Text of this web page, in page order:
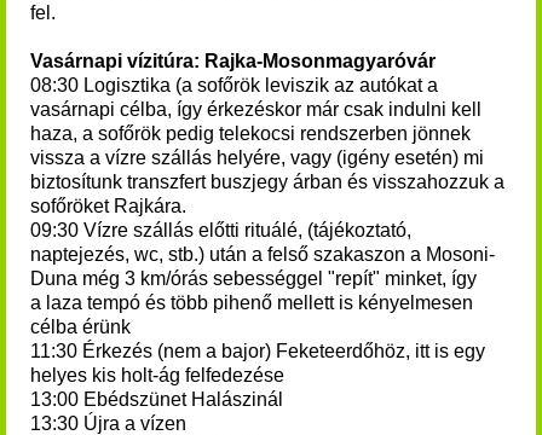
fel.
Vasárnapi vízitúra: Rajka-Mosonmagyaróvár
08:30 Logisztika (a sofőrök leviszik az autókat a
vasárnapi célba, így érkezéskor már csak indulni kell
haza, a sofőrök pedig telekocsi rendszerben jönnek
vissza a vízre szállás helyére, vagy (igény esetén) mi
biztosítunk transzfert buszjegy árban és visszahozzuk a
sofőröket Rajkára.
09:30 Vízre szállás előtti rituálé, (tájékoztató,
naptejezés, wc, stb.) után a felső szakaszon a Mosoni-
Duna még 3 km/órás sebességgel "repít" minket, így
a laza tempó és több pihenő mellett is kényelmesen
célba érünk
11:30 Érkezés (nem a bajor) Feketeerdőhöz, itt is egy
helyes kis holt-ág felfedezése
13:00 Ebédszünet Halászinál
13:30 Újra a vízen